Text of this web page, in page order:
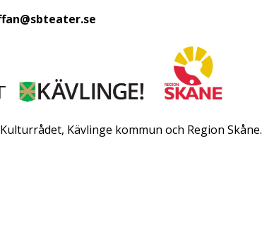
Kävlinge kommun och Region Skåne.